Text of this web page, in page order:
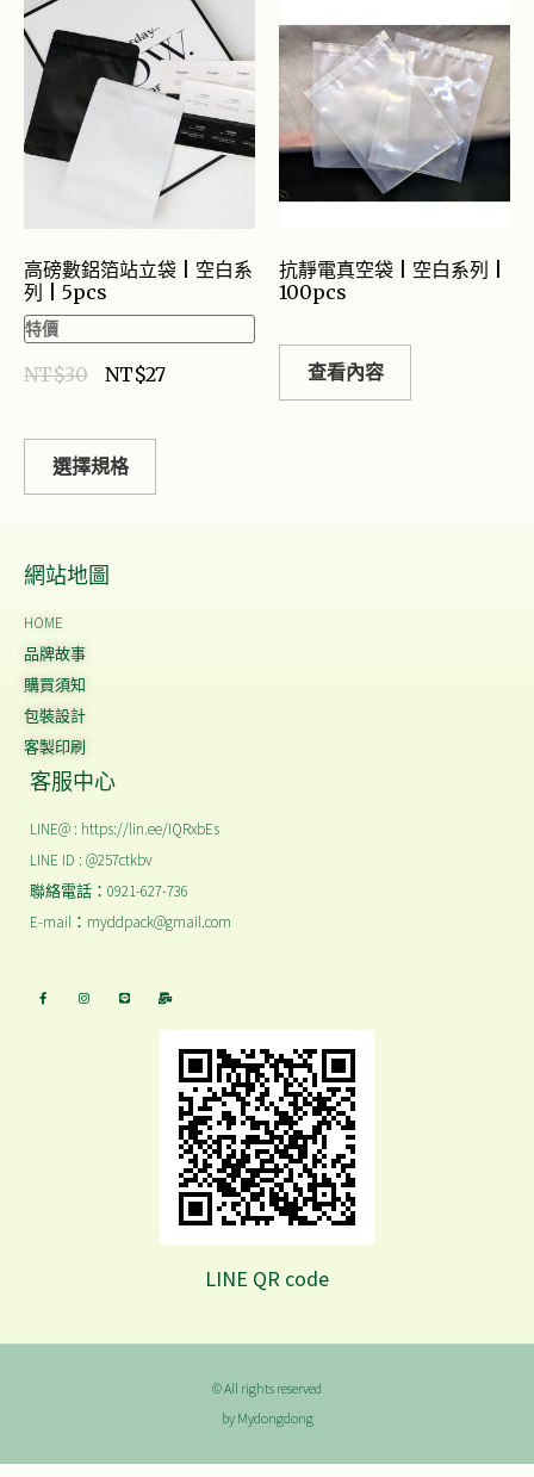
高磅數鋁箔站立袋 | 空白系
列 | 5pcs
特價
NT$30 NT$27
選擇規格
抗靜電真空袋 | 空白系列 |
100pcs
查看內容
網站地圖
HOME
品牌故事
購買須知
包裝設計
客製印刷
客服中心
LINE@ : https://lin.ee/IQRxbEs
LINE ID : @257ctkbv
聯絡電話：0921-627-736
E-mail：myddpack@gmail.com
LINE QR code
© All rights reserved
by Mydongdong